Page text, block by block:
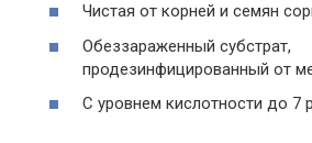
Чистая от корней и семян
Обеззараженный субстрат,
продезинфицированный от
С уровнем кислотности до 7